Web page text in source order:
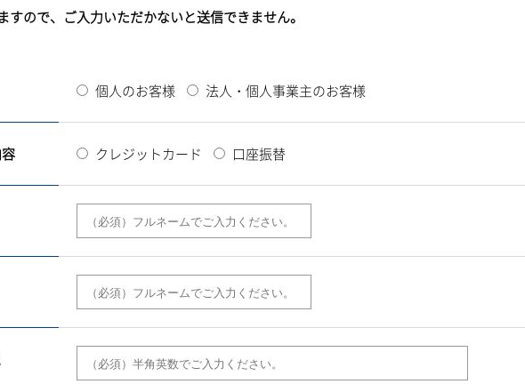
すので、ご入力いただかないと送信できません。
個人のお客様 法人・個人事業主のお客様
クレジットカード 口座振替